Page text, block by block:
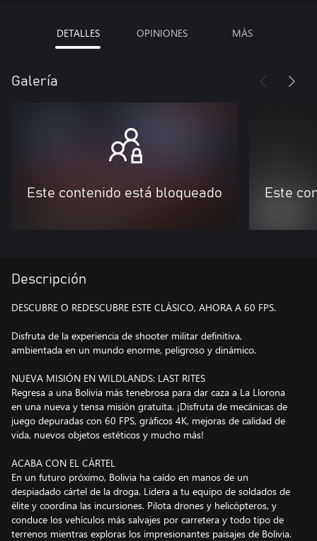
DETALLES OPINIONES MÁS
Galería
Este contenido está bloqueado Este
Descripción
DESCUBRE O REDESCUBRE ESTE CLÁSICO, AHORA A 60 FPS.
Disfruta de la experiencia de shooter militar definitiva,
ambientada en un mundo enorme, peligroso y dinámico.
NUEVA MISIÓN EN WILDLANDS: LAST RITES
Regresa a una Bolivia más tenebrosa para dar caza a La Llorona
en una nueva y tensa misión gratuita. ¡Disfruta de mecánicas de
juego depuradas con 60 FPS, gráficos 4K, mejoras de calidad de
vida, nuevos objetos estéticos y mucho más!
ACABA CON EL CÁRTEL
En un futuro próximo, Bolivia ha caído en manos de un
despiadado cártel de la droga. Lidera a tu equipo de soldados de
élite y coordina las incursiones. Pilota drones y helicópteros, y
conduce los vehículos más salvajes por carretera y todo tipo de
terrenos mientras exploras los impresionantes paisajes de Bolivia.